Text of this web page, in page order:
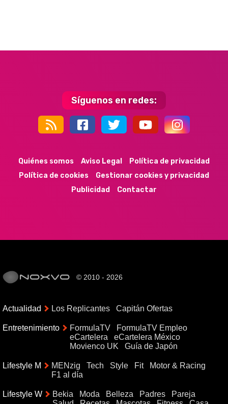
Síguenos en redes:
Quiénes somos Aviso Legal
Política de privacidad
Política de cookies
Gestionar cookies y privacidad
Publicidad
Contactar
© 2010 - 2026
Actualidad Los Replicantes Capitán Ofertas
Entretenimiento FormulaTV
FormulaTV Empleo
eCartelera
eCartelera México
Movienco UK
Guía de Japón
Lifestyle M MENzig Tech Style Fit
Motor & Racing
F1 al día
Lifestyle W Bekia Moda Belleza Padres
Pareja